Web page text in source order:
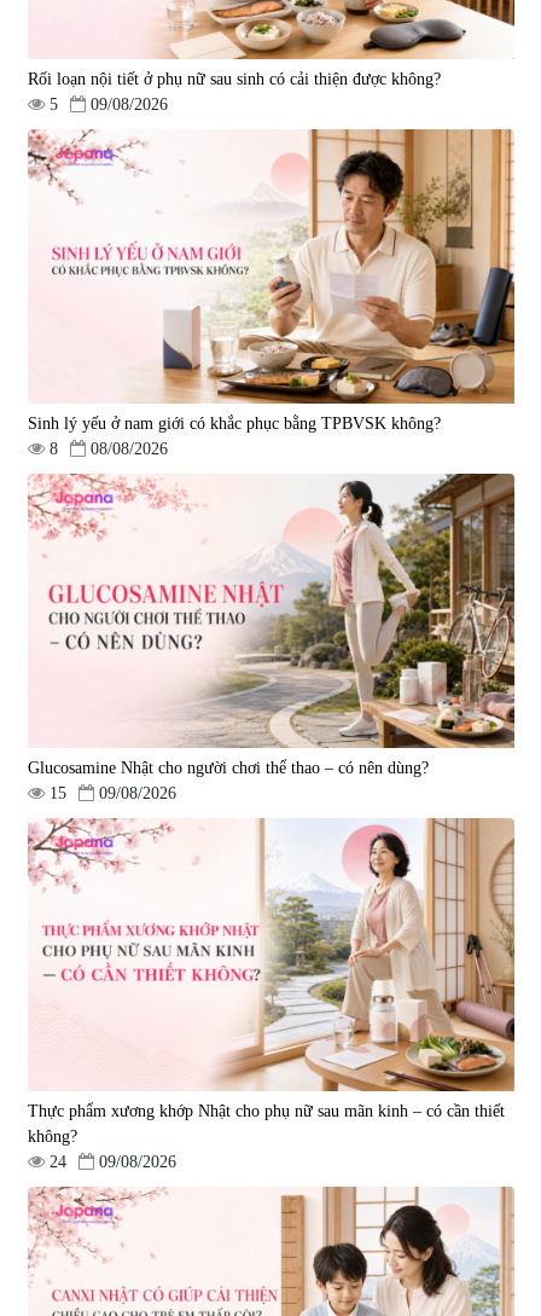
Tẩy tế bào chết Nichiei Bussan
Nano NMN+ Peeling Gel
1.490.000 đ
Viên uống hỗ trợ bền thành
mạch, ngừa tai biến Elastin Plus
& Nattokinase Hokoen 80 viên
|0
980.000 đ
Viên uống bổ gan Ribeto Shoji
Hepaclean 60 viên
690.000 đ
Viên uống hỗ trợ cải thiện thoát
vị đĩa đệm Kyoto Has 30 viên
|14.560
1.600.000 đ
Viên uống hỗ trợ giấc ngủ Fujina
Sleepy Nhật Bản 80 viên
Viên uống phòng ngừa & hỗ trợ
điều trị đột quỵ Biken Kinase
Gold 60 viên
|0
1.570.000 đ
Rối loạn nội tiết ở phụ nữ sau sinh có cải thiện được không?
5
09/08/2026
Sinh lý yếu ở nam giới có khắc phục bằng TPBVSK không?
8
08/08/2026
Glucosamine Nhật cho người chơi thể thao – có nên dùng?
15
09/08/2026
Thực phẩm xương khớp Nhật cho phụ nữ sau mãn kinh – có cần thiết
không?
24
09/08/2026